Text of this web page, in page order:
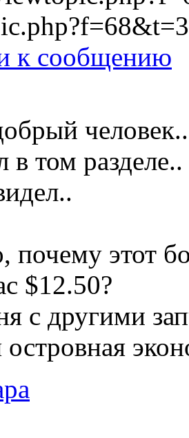
к сообщению
человек..
в том
почему этот
$12.50?
с другими
островная